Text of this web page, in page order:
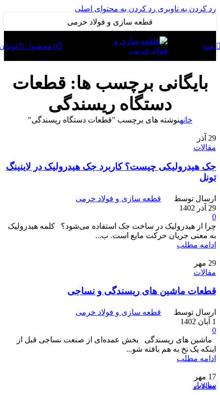
رد کردن به ناوبری رد کردن به محتوای اصلی
قطعه سازی و فولاد خرمی
منو 0 محصول 0
بایگانی برچسب ها: قطعات
دستگاه ریسندگی
خانهنوشته های برچسب "قطعات دستگاه ریسندگی"
29 آذر
مقالات
جک هیدرولیکی چیست؟ کاربرد جک هیدرولیک در لاینینگ
تونل
ارسال توسط
قطعه سازی و فولاد خرمی
29 آذر 1402
0
چرا از هیدرولیک در ساخت جک استفاده می‌شود؟ کلمه هیدرولیک
به معنی جریان حرکت مایع است. ب...
ادامه مطلب
29 مهر
مقالات
قطعات ماشین های ریسندگی و نساجی
ارسال توسط
قطعه سازی و فولاد خرمی
1 آبان 1402
0
ماشین های ریسندگی بخش عمده‌ای از صنعت نساجی قبل از
اینکه یک نخ به هم بافته شو...
ادامه مطلب
17 مهر
مقالات
سایدبار